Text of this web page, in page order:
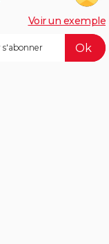
Voir un exemple